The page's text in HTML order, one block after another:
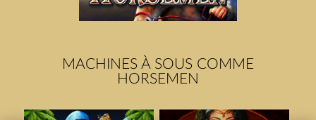
MACHINES À SOUS COMME
HORSEMEN